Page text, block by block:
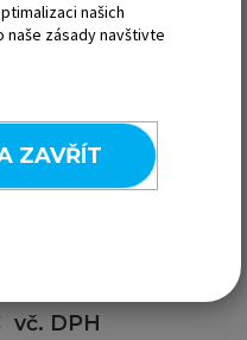
provozu.
vč. DPH
našich
naše zásady navštivte
ZAVŘÍT